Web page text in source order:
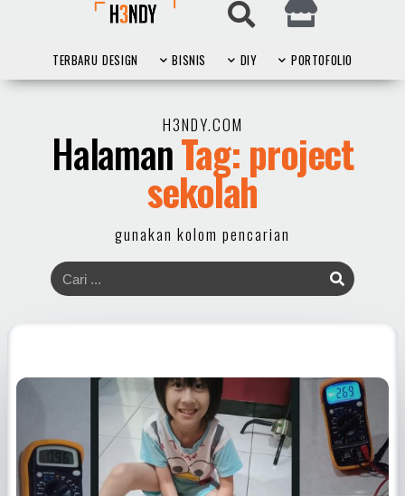
TERBARU DESIGN BISNIS DIY PORTOFOLIO
H3NDY.COM
HalamanTag: project
sekolah
gunakan kolom pencarian